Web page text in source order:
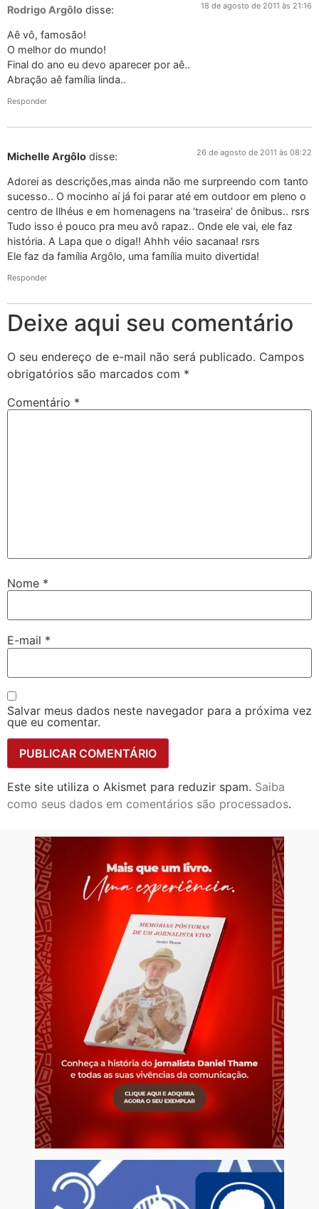
Rodrigo Argôlo disse: 18 de agosto de 2011 às 21:16
Aê vô, famosão!
O melhor do mundo!
Final do ano eu devo aparecer por aê..
Abração aê família linda..
Responder
Michelle Argôlo disse: 26 de agosto de 2011 às 08:22
Adorei as descrições,mas ainda não me surpreendo com tanto
sucesso.. O mocinho aí já foi parar até em outdoor em pleno o
centro de Ilhéus e em homenagens na ‘traseira’ de ônibus.. rsrs
Tudo isso é pouco pra meu avô rapaz.. Onde ele vai, ele faz
história. A Lapa que o diga!! Ahhh véio sacanaa! rsrs
Ele faz da família Argôlo, uma família muito divertida!
Responder
Deixe aqui seu comentário
O seu endereço de e-mail não será publicado. Campos
obrigatórios são marcados com *
Comentário *
Nome *
E-mail *
Salvar meus dados neste navegador para a próxima vez
que eu comentar.
Este site utiliza o Akismet para reduzir spam. Saiba
como seus dados em comentários são processados.